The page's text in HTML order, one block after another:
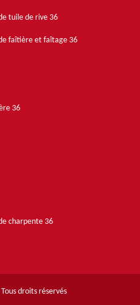
tuile de rive 36
faîtière et faîtage 36
36
charpente 36
droits réservés